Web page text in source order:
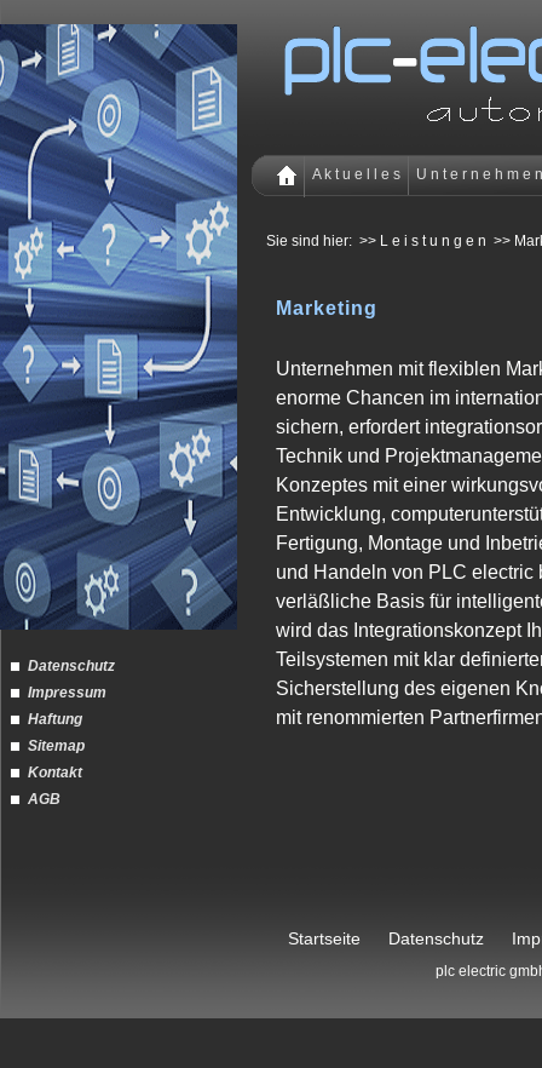
Datenschutz
Impressum
Haftung
Sitemap
Kontakt
AGB
Marketing
Unternehmen mit flexiblen
enorme Chancen im
sichern, erfordert
Technik und
Konzeptes mit einer
Entwicklung,
Fertigung, Montage und
und Handeln von PLC
verläßliche Basis für
wird das Integrationskonzept
Teilsystemen mit klar
Sicherstellung des eigenen
mit renommierten
Startseite Datenschutz
plc electric
A k t u e l l e s U n t e r n e h m e n
Sie sind hier: >> L e i s t u n g e n >>